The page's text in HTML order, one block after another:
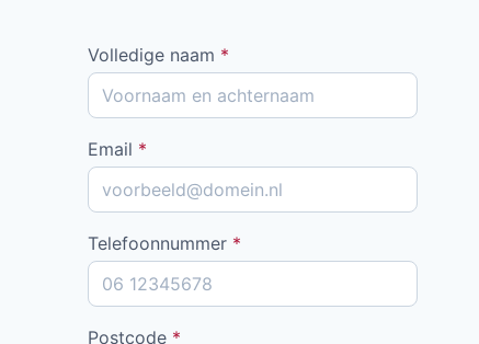
Volledige naam *
Email *
Telefoonnummer *
Postcode *